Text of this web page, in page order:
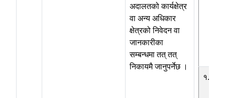
अदालतको कार्यक्षेत्र
वा अन्य अधिकार
क्षेत्रको निवेदन वा
जानकारीका
सम्बन्धमा तत् तत्
निकायमै जानुपर्नेछ ।
१.३